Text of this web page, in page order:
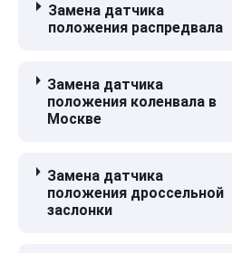
Замена датчика
положения распредвала
Замена датчика
положения коленвала в
Москве
Замена датчика
положения дроссельной
заслонки